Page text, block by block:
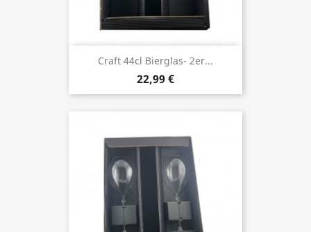
Craft 44cl Bierglas- 2er...
22,99 €